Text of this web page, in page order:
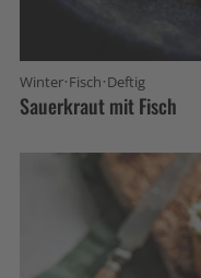
Winter·Fisch·Deftig
Sauerkraut mit Fisch